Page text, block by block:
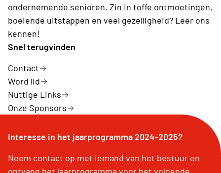
ondernemende senioren. Zin in toffe ontmoetingen,
boeiende uitstappen en veel gezelligheid? Leer ons
kennen!
Snel terugvinden
Contact
Word lid
Nuttige Links
Onze Sponsors
Interesse in het jaarprogramma 2024-2025?
Neem contact op met iemand van het bestuur en